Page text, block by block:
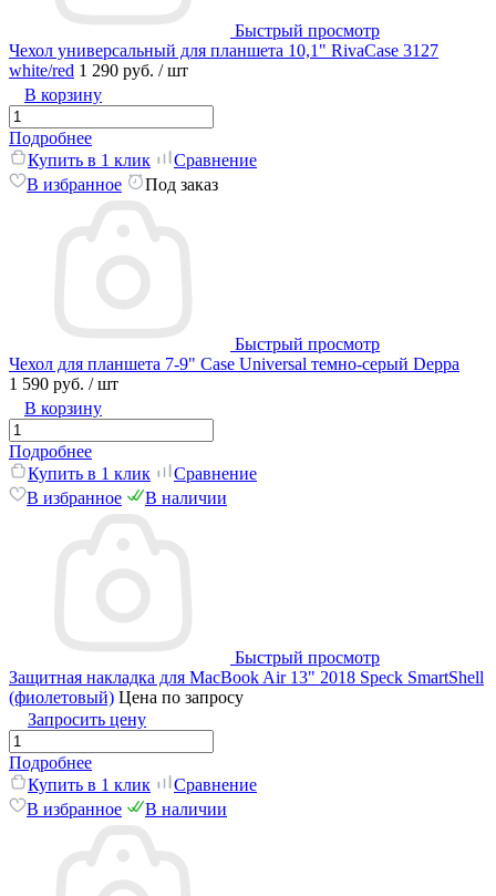
Быстрый просмотр
Чехол универсальный для планшета 10,1" RivaCase 3127
white/red 1 290 руб. / шт
В корзину
Подробнее
Купить в 1 клик
Сравнение
В избранное
Под заказ
Быстрый просмотр
Чехол для планшета 7-9" Case Universal темно-серый Deppa
1 590 руб. / шт
В корзину
Подробнее
Купить в 1 клик
Сравнение
В избранное
В наличии
Быстрый просмотр
Защитная накладка для MacBook Air 13" 2018 Speck SmartShell
(фиолетовый) Цена по запросу
Запросить цену
Подробнее
Купить в 1 клик
Сравнение
В избранное
В наличии